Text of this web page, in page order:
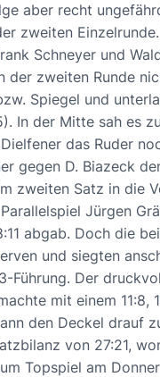
aber recht
zweiten
Schneyer und
der zweiten Runde
Spiegel und
In der Mitte sah es
das Ruder
gegen D. Biazeck
zweiten Satz in die
Jürgen
abgab. Doch die
und siegten
Führung. Der
mit einem 11:8,
den Deckel drauf
von 27:21,
Topspiel am